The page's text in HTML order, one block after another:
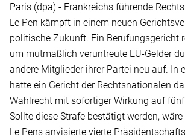
Paris (dpa) - Frankreichs führende
Le Pen kämpft in einem neuen
politische Zukunft. Ein Berufungsgericht
um mutmaßlich veruntreute EU-Gelder
andere Mitglieder ihrer Partei neu auf. In
hatte ein Gericht der Rechtsnationalen
Wahlrecht mit sofortiger Wirkung auf
Sollte diese Strafe bestätigt werden,
Le Pens anvisierte vierte